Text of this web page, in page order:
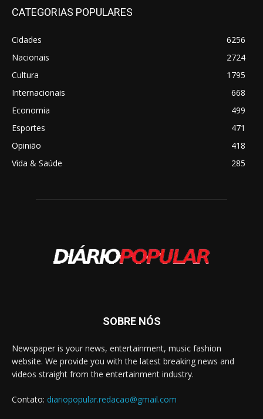
CATEGORIAS POPULARES
Cidades
6256
Nacionais
2724
Cultura
1795
Internacionais
668
Economia
499
Esportes
471
Opinião
418
Vida & Saúde
285
SOBRE NÓS
Newspaper is your news, entertainment, music fashion
website. We provide you with the latest breaking news and
videos straight from the entertainment industry.
Contato: diariopopular.redacao@gmail.com